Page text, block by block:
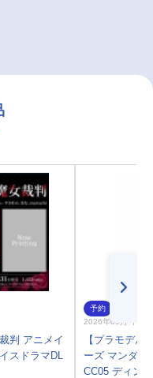
判 アニメイ
スドラマDL
予約
2026年09月 中 発
【プラモデル
ーズ マンダロ
CC05 ディン